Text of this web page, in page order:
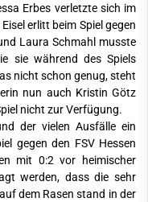
Erbes verletzte sich im
erlitt beim Spiel gegen
Laura Schmahl musste
sie während des Spiels
nicht schon genug, steht
nun auch Kristin Götz
nicht zur Verfügung.
der vielen Ausfälle ein
gegen den FSV Hessen
mit 0:2 vor heimischer
werden, dass die sehr
dem Rasen stand in der